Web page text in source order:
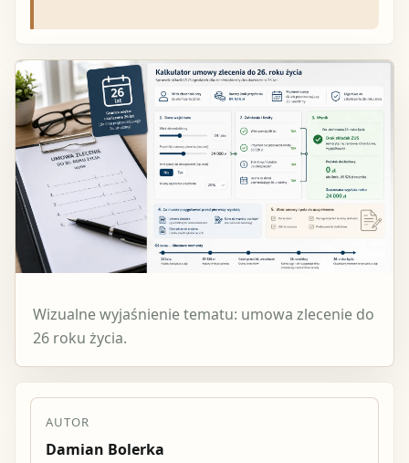
Wizualne wyjaśnienie tematu: umowa zlecenie do
26 roku życia.
AUTOR
Damian Bolerka